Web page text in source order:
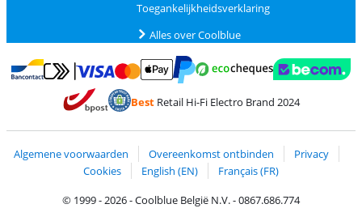
Toegankelijkheidsverklaring
Alles over Coolblue
Betalen met Bancontact
Betalen met MasterCard en Visa via ClickToPay
Betalen met PayPal
BestRetail Hi-Fi Electro Brand 2024
Algemene voorwaarden Overeenkomst ontbinden
Privacy
Cookies
English (EN)
Français (FR)
© 1999 - 2026 - Coolblue België N.V. - 0867.686.774